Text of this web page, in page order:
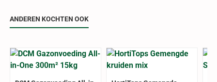
ANDEREN KOCHTEN OOK